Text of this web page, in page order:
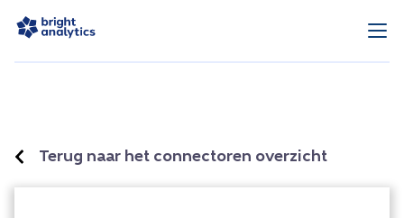
Terug naar het connectoren overzicht